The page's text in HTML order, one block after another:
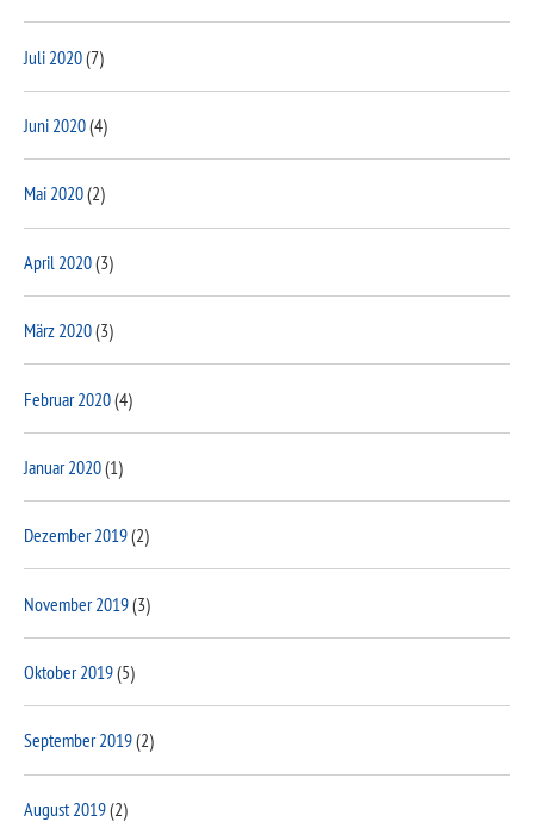
Juli 2020(7)
Juni 2020(4)
Mai 2020(2)
April 2020(3)
März 2020(3)
Februar 2020(4)
Januar 2020(1)
Dezember 2019(2)
November 2019(3)
Oktober 2019(5)
September 2019(2)
August 2019(2)